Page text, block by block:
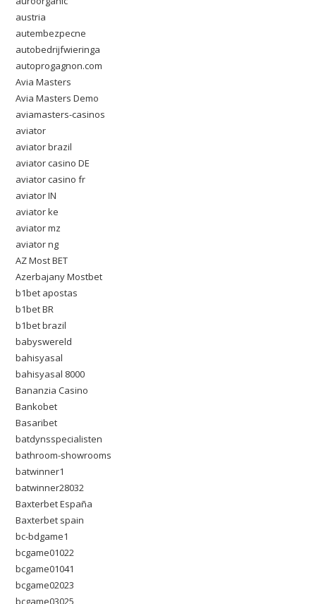
austria
autembezpecne
autobedrijfwieringa
autoprogagnon.com
Avia Masters
Avia Masters Demo
aviamasters-casinos
aviator
aviator brazil
aviator casino DE
aviator casino fr
aviator IN
aviator ke
aviator mz
aviator ng
AZ Most BET
Azerbajany Mostbet
b1bet apostas
b1bet BR
b1bet brazil
babyswereld
bahisyasal
bahisyasal 8000
Bananzia Casino
Bankobet
Basaribet
batdynsspecialisten
bathroom-showrooms
batwinner1
batwinner28032
Baxterbet España
Baxterbet spain
bc-bdgame1
bcgame01022
bcgame01041
bcgame02023
bcgame03025